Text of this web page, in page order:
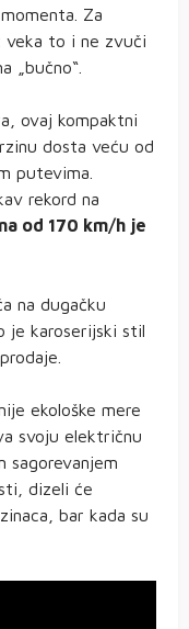
Za
veka to i ne zvuči
„bučno“.
ovaj kompaktni
dosta veću od
putevima.
rekord na
od 170 km/h je
na dugačku
je karoserijski stil
ekološke mere
svoju električnu
sagorevanjem
dizeli će
bar kada su